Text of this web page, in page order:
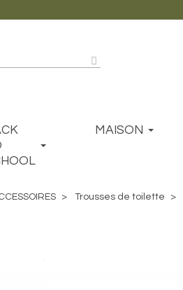
MAISON
Trousses de toilette